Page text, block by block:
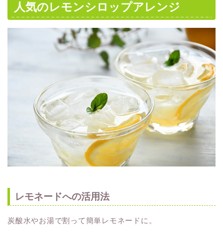
人気のレモンシロップアレンジ
レモネードへの活用法
炭酸水やお湯で割って簡単レモネードに。